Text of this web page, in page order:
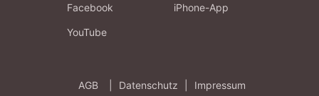
Facebook
YouTube
iPhone-App
AGB Datenschutz Impressum